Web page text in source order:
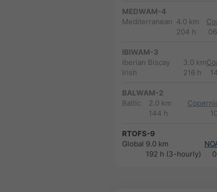
MEDWAM-4
Mediterranean 4.0 km
204 h
IBIWAM-3
Iberian Biscay
Irish
3.0 km
216 h
BALWAM-2
Baltic
2.0 km
144 h
RTOFS-9
Global 9.0 km
192 h (3-hourly)